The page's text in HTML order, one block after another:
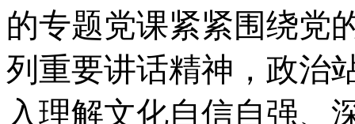
的专题党课紧紧围绕党
列重要讲话精神，政治
入理解文化自信自强、